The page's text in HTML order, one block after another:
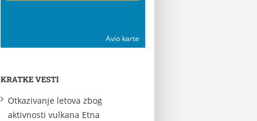
Avio karte
KRATKE VESTI
Otkazivanje letova zbog
aktivnosti vulkana Etna